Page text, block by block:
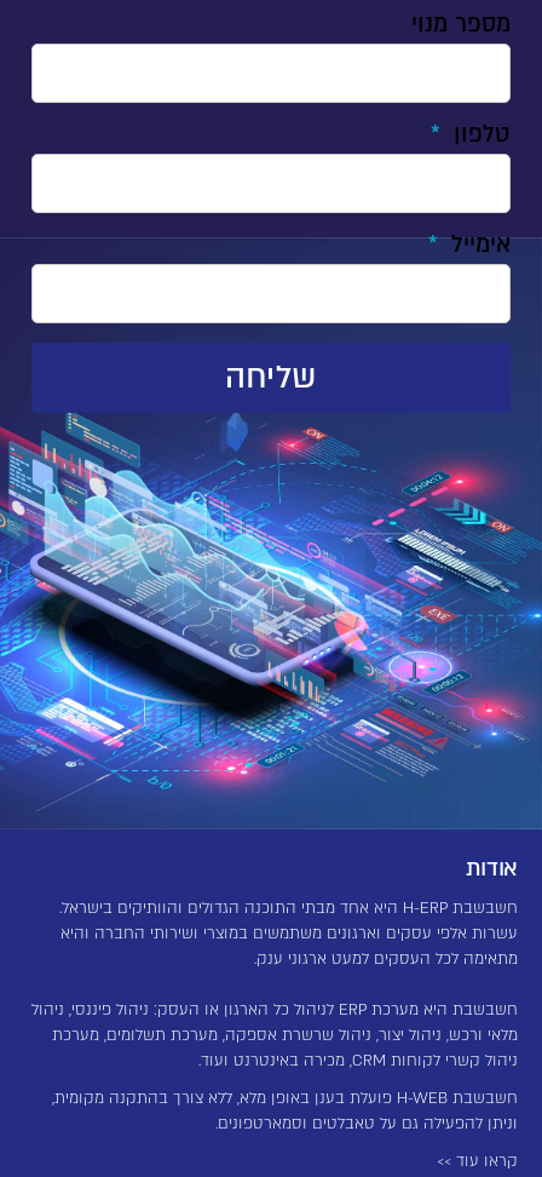
מספר מנוי
טלפון
אימייל
שליחה
אודות
חשבשבת H-ERP היא אחד מבתי התוכנה הגדולים והוותיקים בישראל.
עשרות אלפי עסקים וארגונים משתמשים במוצרי ושירותי החברה והיא
מתאימה לכל העסקים למעט ארגוני ענק.
חשבשבת היא מערכת ERP לניהול כל הארגון או העסק: ניהול פיננסי, ניהול
מלאי ורכש, ניהול יצור, ניהול שרשרת אספקה, מערכת תשלומים, מערכת
ניהול קשרי לקוחות CRM, מכירה באינטרנט ועוד.
חשבשבת H-WEB פועלת בענן באופן מלא, ללא צורך בהתקנה מקומית,
וניתן להפעילה גם על טאבלטים וסמארטפונים.
קראו עוד >>